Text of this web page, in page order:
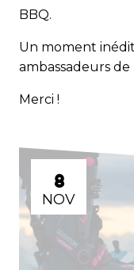
BBQ.
Un moment
ambassadeurs
Merci !
8
NOV